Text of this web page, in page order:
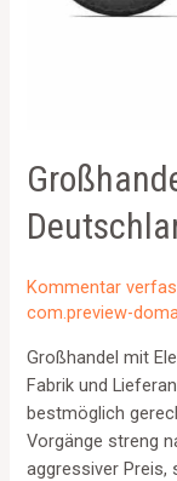
Kommentar
com.preview-
Großhandel mit
Fabrik und
bestmöglich
Vorgänge streng
aggressiver Preis,